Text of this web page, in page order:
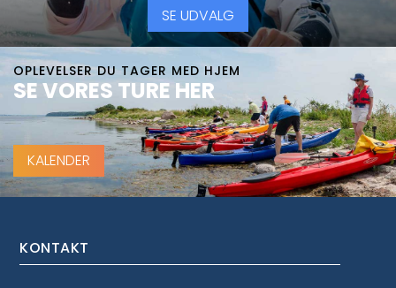
SE UDVALG
OPLEVELSER DU TAGER MED HJEM
SE VORES TURE HER
KALENDER
KONTAKT